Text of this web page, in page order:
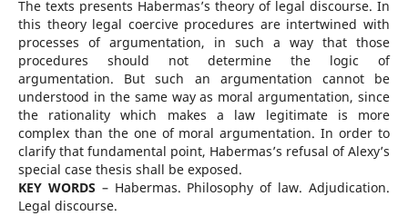
The texts presents Habermas’s theory of legal discourse. In
this theory legal coercive procedures are intertwined with
processes of argumentation, in such a way that those
procedures should not determine the logic of
argumentation. But such an argumentation cannot be
understood in the same way as moral argumentation, since
the rationality which makes a law legitimate is more
complex than the one of moral argumentation. In order to
clarify that fundamental point, Habermas’s refusal of Alexy’s
special case thesis shall be exposed.
KEY WORDS – Habermas. Philosophy of law. Adjudication.
Legal discourse.